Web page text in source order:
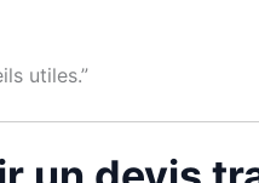
utiles.”